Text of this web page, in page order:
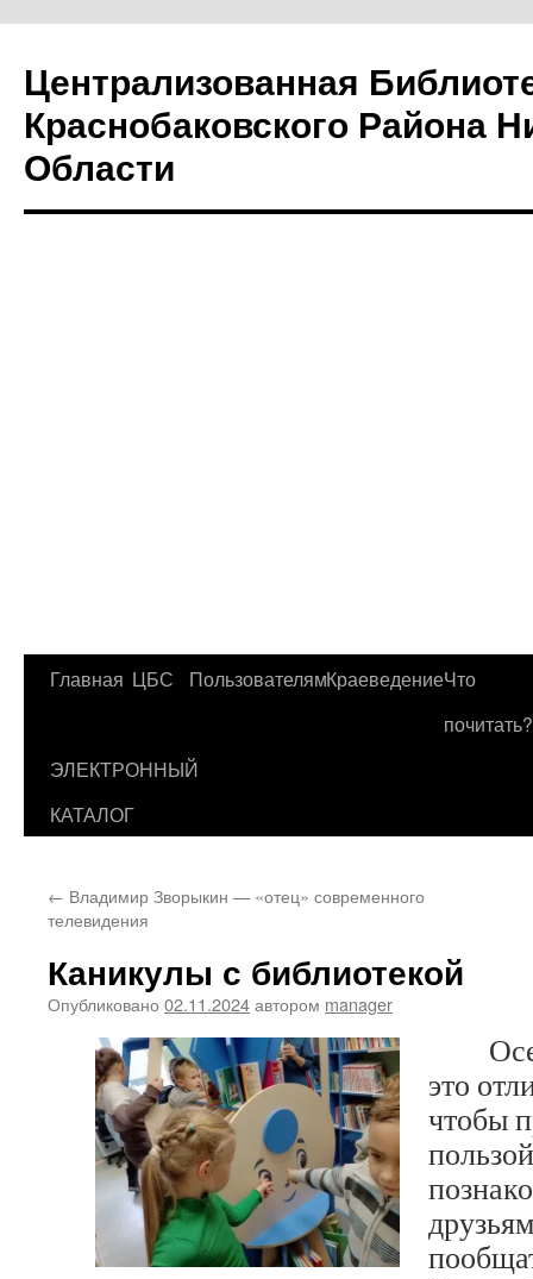
Централизованная
Краснобаковского Района
Области
Перейти
содержимому
Главная ЦБС ПользователямКраеведениеЧто
почитать?
ЭЛЕКТРОННЫЙ
КАТАЛОГ
← Владимир Зворыкин — «отец» современного
телевидения
Каникулы с библиотекой
Опубликовано 02.11.2024автором manager
это
чтобы